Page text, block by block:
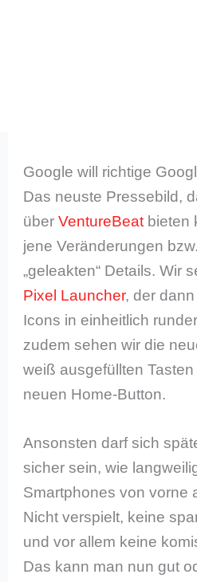
Google will richtige
Das neuste Pressebild,
überVentureBeat bieten
jene Veränderungen
„geleakten“ Details. Wir
Pixel Launcher, der
Icons in einheitlich
zudem sehen wir die
weiß ausgefüllten
neuen Home-Button.
Ansonsten darf sich
sicher sein, wie
Smartphones von vorne
Nicht verspielt, keine
und vor allem keine
Das kann man nun gut